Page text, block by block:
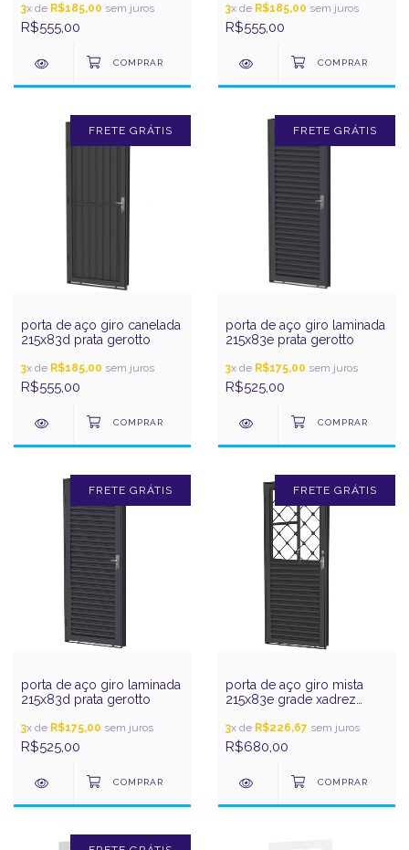
3x de R$185,00 sem juros
R$555,00
3x de R$185,00 sem juros
R$555,00
FRETE GRÁTIS
porta de aço giro canelada
215x83d prata gerotto
3x de R$185,00 sem juros
R$555,00
FRETE GRÁTIS
porta de aço giro laminada
215x83e prata gerotto
3x de R$175,00 sem juros
R$525,00
FRETE GRÁTIS
porta de aço giro laminada
215x83d prata gerotto
3x de R$175,00 sem juros
R$525,00
FRETE GRÁTIS
porta de aço giro mista
215x83e grade xadrez
3x de R$226,67 sem juros
R$680,00